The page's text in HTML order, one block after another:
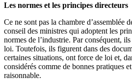
Les normes et les principes directeurs
Ce ne sont pas la chambre d’assemblée
conseil des ministres qui adoptent les
normes de l’industrie. Par conséquent,
loi. Toutefois, ils figurent dans des
certaines situations, ont force de loi et,
considérés comme de bonnes pratiques
raisonnable.